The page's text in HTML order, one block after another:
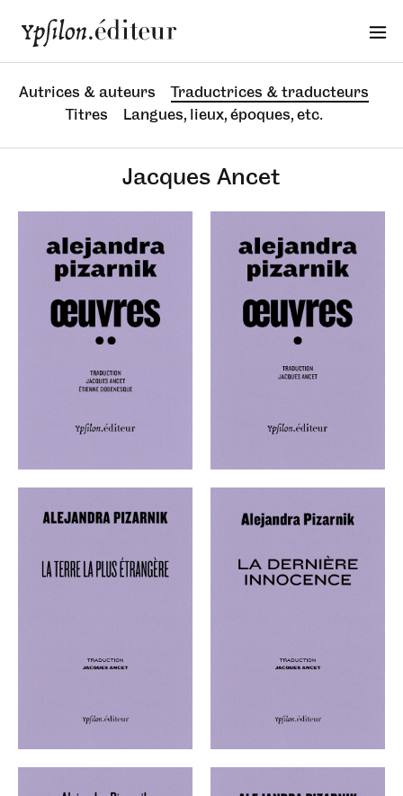
Autrices & auteurs
Traductrices & traducteurs
Titres
Langues, lieux, époques, etc.
Jacques Ancet